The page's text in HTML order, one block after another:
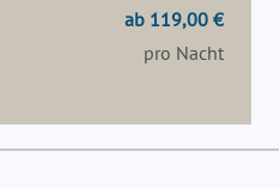
ab 119,00 €
pro Nacht